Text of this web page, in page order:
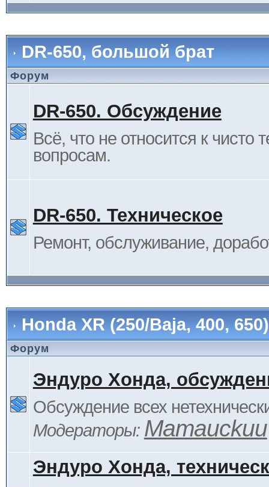
DR-650, большой брат
Форум
DR-650. Обсуждение
Всё, что не относится к чисто
вопросам.
DR-650. Техническое
Ремонт, обслуживание,
Honda XR (250/Baja, 400,
Форум
Эндуро Хонда,
Обсуждение всех
Модераторы: Mamauckuu
Эндуро Хонда,